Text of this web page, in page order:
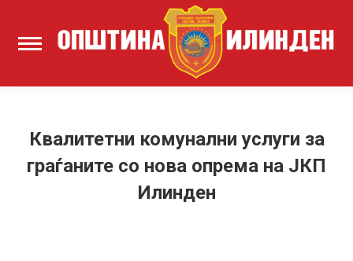
Квалитетни комунални услуги за
граѓаните со нова опрема на ЈКП
Илинден